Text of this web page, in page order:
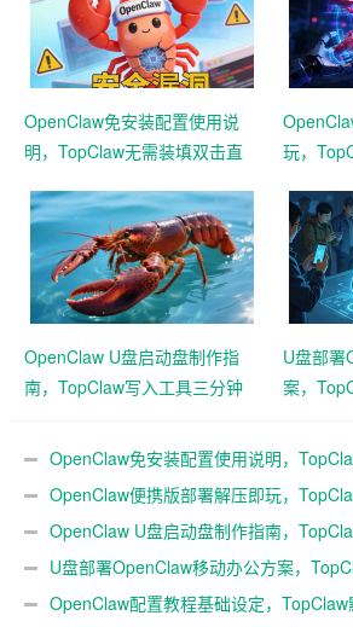
OpenClaw免安装配置使用说
明，TopClaw无需装填双击直
玩，
OpenClaw U盘启动盘制作指
南，TopClaw写入工具三分钟
U盘部署
案，
OpenClaw免安装配置使用说明，
连飞书OpenClaw便携版部署解压即玩，
免费满血
OpenClaw U盘启动盘制作指南，
随身AIU盘部署OpenClaw移动办公方案，
血开箱OpenClaw配置教程基础设定，